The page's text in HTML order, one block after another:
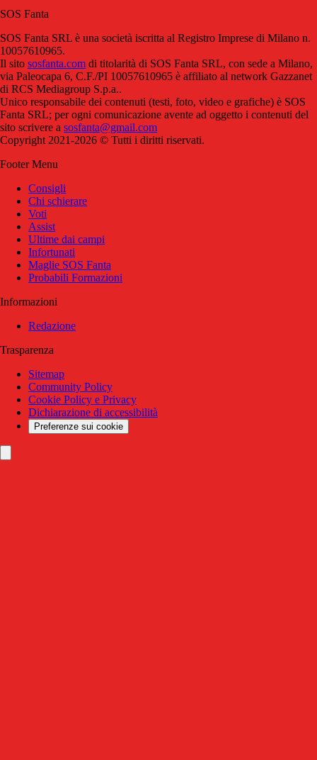
SOS Fanta
SOS Fanta SRL è una società iscritta al Registro Imprese di Milano n.
10057610965.
Il sito sosfanta.com di titolarità di SOS Fanta SRL, con sede a Milano,
via Paleocapa 6, C.F./PI 10057610965 è affiliato al network Gazzanet
di RCS Mediagroup S.p.a..
Unico responsabile dei contenuti (testi, foto, video e grafiche) è SOS
Fanta SRL; per ogni comunicazione avente ad oggetto i contenuti del
sito scrivere a sosfanta@gmail.com
Copyright 2021-2026 © Tutti i diritti riservati.
Footer Menu
Consigli
Chi schierare
Voti
Assist
Ultime dai campi
Infortunati
Maglie SOS Fanta
Probabili Formazioni
Informazioni
Redazione
Trasparenza
Sitemap
Community Policy
Cookie Policy e Privacy
Dichiarazione di accessibilità
Preferenze sui cookie